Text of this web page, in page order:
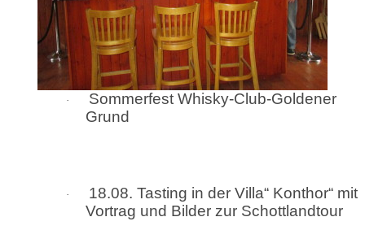
·
Sommerfest Whisky-Club-Goldener
Grund
·
18.08. Tasting in der Villa“ Konthor“ mit
Vortrag und Bilder zur Schottlandtour